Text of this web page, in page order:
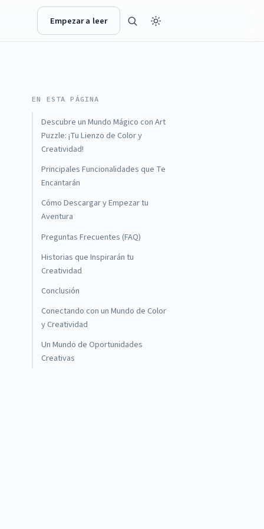
Empezar a leer
EN ESTA PÁGINA
Descubre un Mundo Mágico con Art
Puzzle: ¡Tu Lienzo de Color y
Creatividad!
Principales Funcionalidades que Te
Encantarán
Cómo Descargar y Empezar tu
Aventura
Preguntas Frecuentes (FAQ)
Historias que Inspirarán tu
Creatividad
Conclusión
Conectando con un Mundo de Color
y Creatividad
Un Mundo de Oportunidades
Creativas